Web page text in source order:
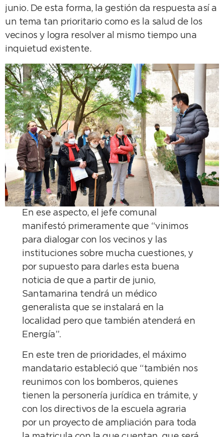
junio. De esta forma, la gestión da respuesta así a
un tema tan prioritario como es la salud de los
vecinos y logra resolver al mismo tiempo una
inquietud existente.
En ese aspecto, el jefe comunal
manifestó primeramente que “vinimos
para dialogar con los vecinos y las
instituciones sobre mucha cuestiones, y
por supuesto para darles esta buena
noticia de que a partir de junio,
Santamarina tendrá un médico
generalista que se instalará en la
localidad pero que también atenderá en
Energía”.
En este tren de prioridades, el máximo
mandatario estableció que “también nos
reunimos con los bomberos, quienes
tienen la personería jurídica en trámite, y
con los directivos de la escuela agraria
por un proyecto de ampliación para toda